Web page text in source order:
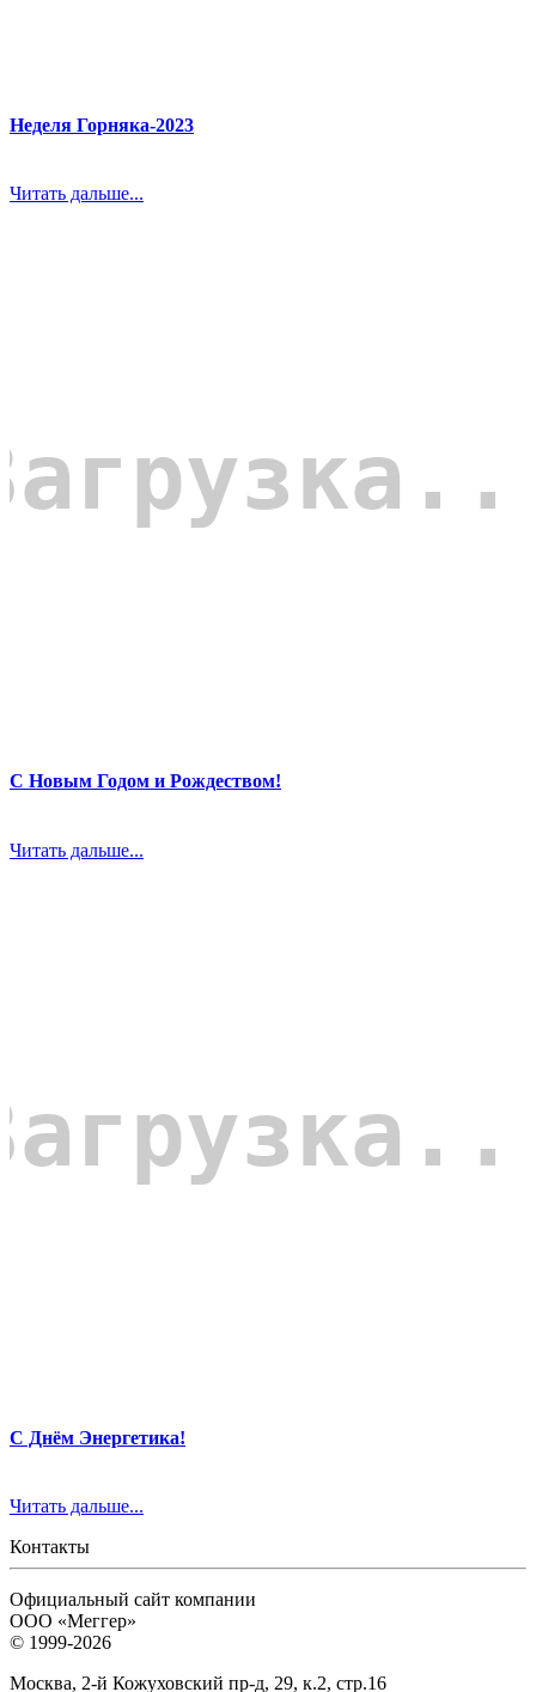
Неделя Горняка-2023
Читать дальше...
С Новым Годом и Рождеством!
Читать дальше...
С Днём Энергетика!
Читать дальше...
Контакты
Официальный сайт компании
ООО «Меггер»
© 1999-2026
Москва, 2-й Кожуховский пр-д, 29, к.2, стр.16